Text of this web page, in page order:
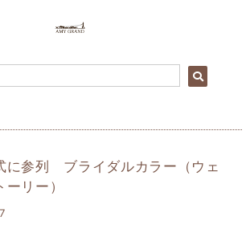
に参列 ブライダルカラー（ウェ
リー）